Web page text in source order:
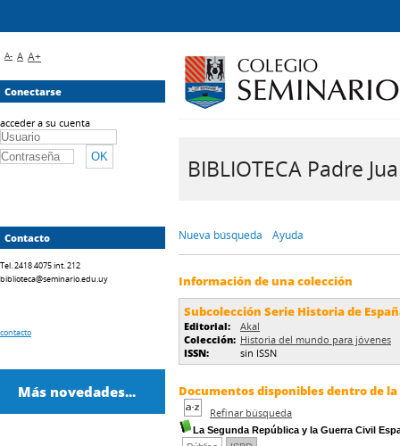
BIBLIOTECA Padre
Nueva búsqueda Ayuda
Información de una colección
Subcolección Serie Historia de
Editorial:
Akal
Colección: Historia del mundo para jóvenes
ISSN:
sin ISSN
Documentos disponibles dentro de
Refinar búsqueda
La Segunda República y la Guerra Civil
A- A A+
Conectarse
acceder a su cuenta
Contacto
Tel. 2418 4075 int. 212
biblioteca@seminario.edu.uy
contacto
Más novedades...